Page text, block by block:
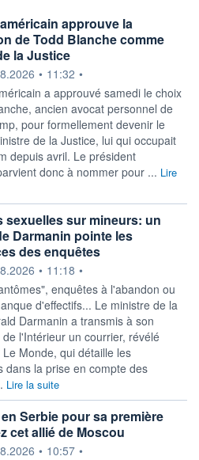
approuve la
de Todd Blanche comme
la Justice
par
• 11:32 •
a approuvé samedi le choix
ancien avocat personnel de
pour formellement devenir le
de la Justice, lui qui occupait
depuis avril. Le président
donc à nommer pour ... Lire
sexuelles sur mineurs: un
Darmanin pointe les
des enquêtes
par
• 11:18 •
enquêtes à l'abandon ou
d'effectifs... Le ministre de la
Darmanin a transmis à son
l'Intérieur un courrier, révélé
Monde, qui détaille les
dans la prise en compte des
Lire la suite
Serbie pour sa première
cet allié de Moscou
par
• 10:57 •